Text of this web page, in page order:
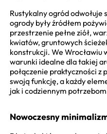
Rustykalny ogród odwołuje
ogrody były źródłem
przestrzenie pełne ziół,
kwiatów, gruntowych
konstrukcji. We Wrocławiu
warunki idealne dla takiej
połączenie praktyczności z
swoją funkcję, a każdy
jak i codziennym
Nowoczesny